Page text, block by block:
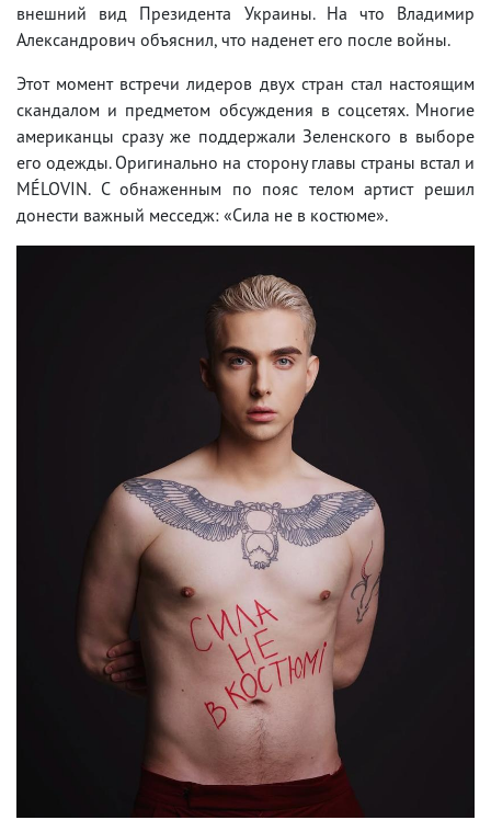
внешний вид Президента Украины. На что Владимир
Александрович объяснил, что наденет его после войны.
Этот момент встречи лидеров двух стран стал настоящим
скандалом и предметом обсуждения в соцсетях. Многие
американцы сразу же поддержали Зеленского в выборе
его одежды. Оригинально на сторону главы страны встал и
MÉLOVIN. С обнаженным по пояс телом артист решил
донести важный месседж: «Сила не в костюме».